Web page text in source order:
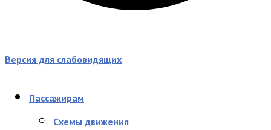
Версия для слабовидящих
Пассажирам
Схемы движения